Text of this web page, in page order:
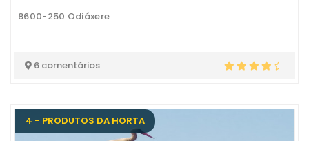
8600-250 Odiáxere
6 comentários
4 - PRODUTOS DA HORTA